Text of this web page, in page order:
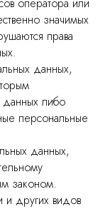
значимых
права
данных,
данных либо
персональные
данных,
законом.
других видов